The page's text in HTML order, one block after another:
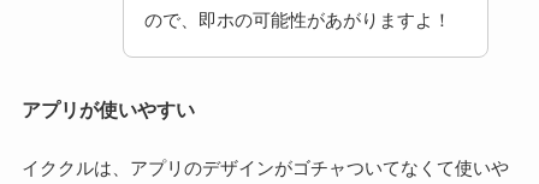
ので、即ホの可能性があがりますよ！
アプリが使いやすい
イククルは、アプリのデザインがゴチャついてなくて使いや